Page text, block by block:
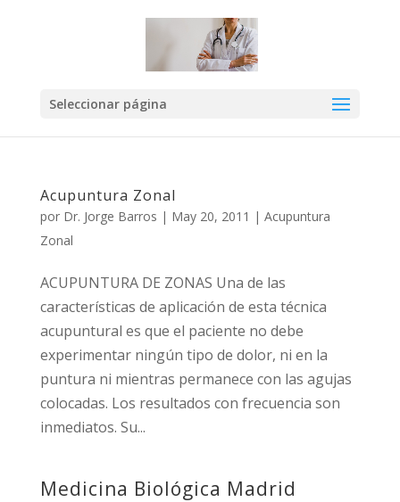
Seleccionar página
Acupuntura Zonal
por Dr. Jorge Barros | May 20, 2011 | Acupuntura
Zonal
ACUPUNTURA DE ZONAS Una de las
características de aplicación de esta técnica
acupuntural es que el paciente no debe
experimentar ningún tipo de dolor, ni en la
puntura ni mientras permanece con las agujas
colocadas. Los resultados con frecuencia son
inmediatos. Su...
Medicina Biológica Madrid